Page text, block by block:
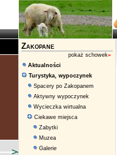
Zakopane
pokaż schowek»
Aktualności
Turystyka, wypoczynek
Spacery po Zakopanem
Aktywny wypoczynek
Wycieczka wirtualna
Ciekawe miejsca
Zabytki
Muzea
Galerie